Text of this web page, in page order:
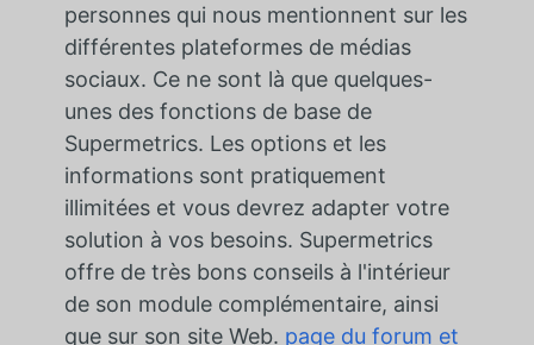
personnes qui nous mentionnent sur les
différentes plateformes de médias
sociaux. Ce ne sont là que quelques-
unes des fonctions de base de
Supermetrics. Les options et les
informations sont pratiquement
illimitées et vous devrez adapter votre
solution à vos besoins. Supermetrics
offre de très bons conseils à l'intérieur
de son module complémentaire, ainsi
que sur son site Web. page du forum et